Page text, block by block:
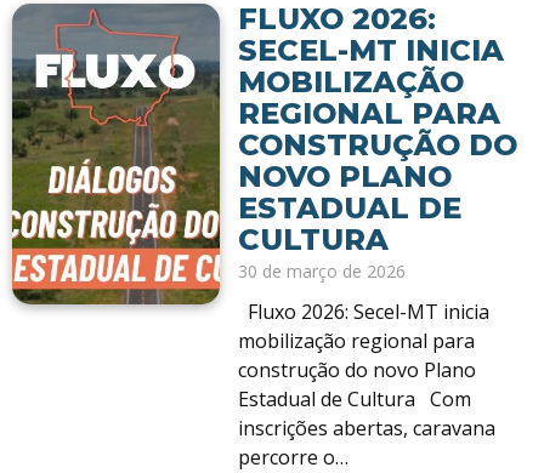
FLUXO 2026:
SECEL-MT INICIA
MOBILIZAÇÃO
REGIONAL PARA
CONSTRUÇÃO DO
NOVO PLANO
ESTADUAL DE
CULTURA
30 de março de 2026
Fluxo 2026: Secel-MT inicia
mobilização regional para
construção do novo Plano
Estadual de Cultura Com
inscrições abertas, caravana
percorre o…